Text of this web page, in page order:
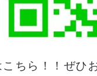
こちら！！ぜひ